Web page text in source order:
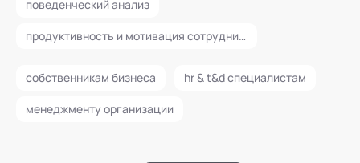
поведенческий анализ
продуктивность и мотивация сотрудников
собственникам бизнеса hr & t&d специалистам
менеджменту организации